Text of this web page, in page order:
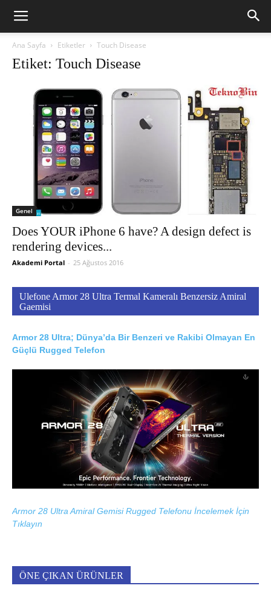
Ana Sayfa Etiketler Touch Disease
Etiket: Touch Disease
Genel
Does YOUR iPhone 6 have? A design defect is
rendering devices...
Akademi Portal - 25 Ağustos 2016
Ulefone Armor 28 Ultra Termal Kameralı Benzersiz Amiral
Gaemisi
Armor 28 Ultra; Dünya’da Bir Benzeri ve Rakibi Olmayan En
Güçlü Rugged Telefon
Armor 28 Ultra Amiral Gemisi Rugged Telefonu İncelemek İçin
Tıklayın
ÖNE ÇIKAN ÜRÜNLER